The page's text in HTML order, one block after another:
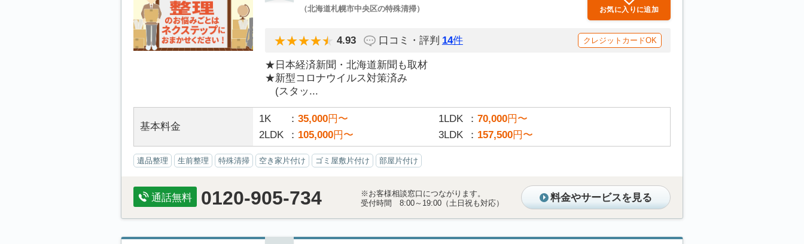
（北海道札幌市中央区の特殊清掃） お気に入りに追加
4.93 口コミ・評判 14件 クレジットカードOK
★日本経済新聞・北海道新聞も取材
★新型コロナウイルス対策済み
(スタッ...
基本料金
1K 35,000円〜 1LDK 70,000円〜
2LDK
105,000円〜 3LDK 157,500円〜
遺品整理 生前整理 特殊清掃 空き家片付け ゴミ屋敷片付け 部屋片付け
通話無料 0120-905-734
※お客様相談窓口につながります。
受付時間 8:00～19:00（土日祝も対応）
料金やサービスを見る